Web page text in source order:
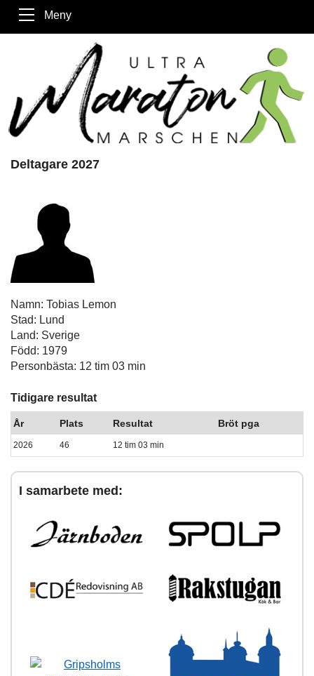
Meny
Deltagare 2027
Namn: Tobias Lemon
Stad: Lund
Land: Sverige
Född: 1979
Personbästa: 12 tim 03 min
Tidigare resultat
År Plats Resultat Bröt pga
2026 46 12 tim 03 min
I samarbete med: